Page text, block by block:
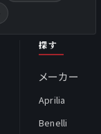
探す
メーカー
Aprilia
Benelli